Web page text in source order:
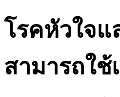
โรคหัวใจแ
สามารถใช้